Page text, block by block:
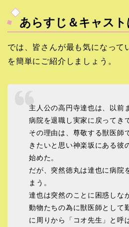
あらすじ＆キャスト
では、皆さんが最も気になって
を簡単にご紹介しましょう。
主人公の高円寺達也は、以前
病院を退職し実家に戻ってき
その理由は、尊敬する獣医師
きたいと思い神楽坂にある彼
始めた。
だが、突然徳丸は達也に病院
まう。
達也は突然のことに困惑しな
動物たちの為に獣医師として
に周りから「コオ先生」と呼